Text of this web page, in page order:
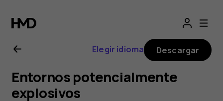
Guía
del
usuario
Elegir idioma Descargar
Entornos potencialmente
explosivos